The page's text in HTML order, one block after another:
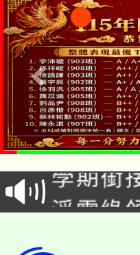
淨零綠
會
115年
程
學期銜
學籍身
淨零綠